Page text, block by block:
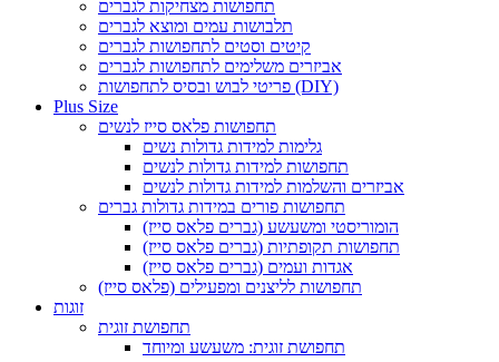
תחפושות מצחיקות לגברים
תלבושות עמים ומוצא לגברים
קיטים וסטים לתחפושות לגברים
אביזרים משלימים לתחפושות לגברים
פריטי לבוש ובסיס לתחפושות (DIY)
Plus Size
תחפושות פלאס סייז לנשים
גלימות למידות גדולות נשים
תחפושות למידות גדולות לנשים
אביזרים והשלמות למידות גדולות לנשים
תחפושות פורים במידות גדולות גברים
הומוריסטי ומשעשע (גברים פלאס סייז)
תחפושות תקופתיות (גברים פלאס סייז)
אגדות ועמים (גברים פלאס סייז)
תחפושות לליצנים ומפעילים (פלאס סייז)
זוגות
תחפושת זוגית
תחפושת זוגית: משעשע ומיוחד